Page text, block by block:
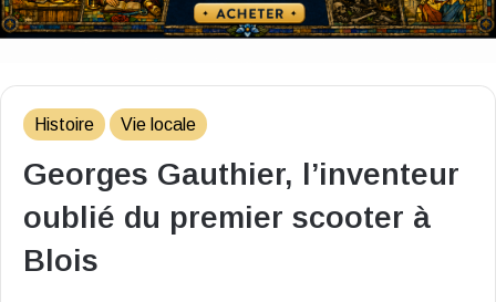
Histoire Vie locale
Georges Gauthier, l’inventeur
oublié du premier scooter à
Blois